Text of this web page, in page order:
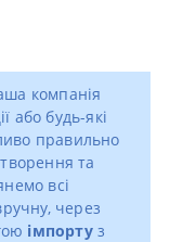
компанія
або будь-які
правильно
та
всі
через
імпортуз